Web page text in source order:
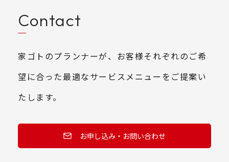
Contact
家ゴトのプランナーが、お客様それぞれのご希
望に合った最適なサービスメニューをご提案い
たします。
お申し込み・お問い合わせ